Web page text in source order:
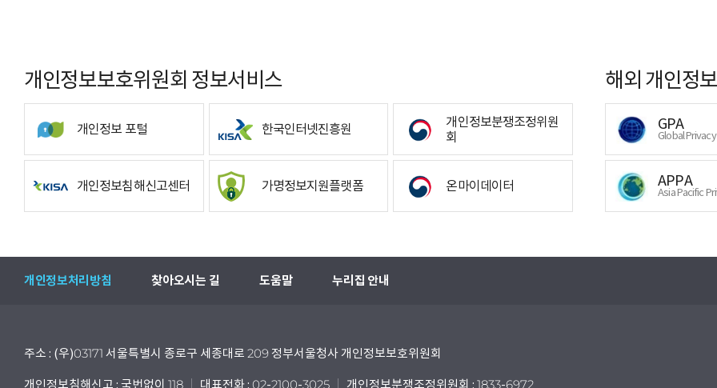
개인정보보호위원회 정보서비스
개인정보 포털 한국인터넷진흥원
개인정보분쟁조정위원
회
개인정보침해신고센터 가명정보지원플랫폼 온마이데이터
해외 개인정
GPA
Global
APPA
Asia Pacific
개인정보처리방침 찾아오시는 길 도움말 누리집 안내
주소 : (우)03171 서울특별시 종로구 세종대로 209 정부서울청사 개인정보보호위원회
개인정보침해신고 : 국번없이 118 대표전화 : 02-2100-3025 개인정보분쟁조정위원회 : 1833-6972